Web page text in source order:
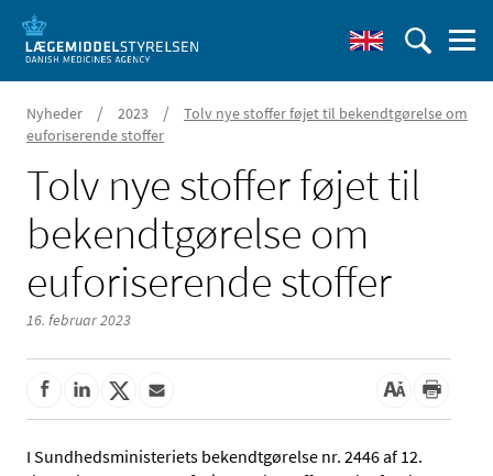
Nyheder / 2023 /
Tolv nye stoffer føjet til bekendtgørelse om
euforiserende stoffer
Tolv nye stoffer føjet til
bekendtgørelse om
euforiserende stoffer
16. februar 2023
I Sundhedsministeriets bekendtgørelse nr. 2446 af 12.